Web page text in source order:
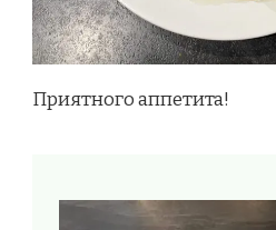
Приятного аппетита!